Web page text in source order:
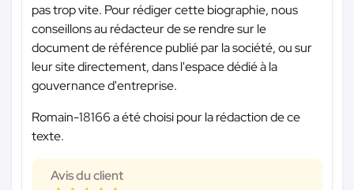
pas trop vite. Pour rédiger cette biographie, nous
conseillons au rédacteur de se rendre sur le
document de référence publié par la société, ou sur
leur site directement, dans l'espace dédié à la
gouvernance d'entreprise.
Romain-18166 a été choisi pour la rédaction de ce
texte.
Avis du client